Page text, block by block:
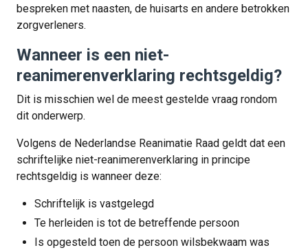
bespreken met naasten, de huisarts en andere betrokken
zorgverleners.
Wanneer is een niet-
reanimerenverklaring rechtsgeldig?
Dit is misschien wel de meest gestelde vraag rondom
dit onderwerp.
Volgens de Nederlandse Reanimatie Raad geldt dat een
schriftelijke niet-reanimerenverklaring in principe
rechtsgeldig is wanneer deze:
Schriftelijk is vastgelegd
Te herleiden is tot de betreffende persoon
Is opgesteld toen de persoon wilsbekwaam was